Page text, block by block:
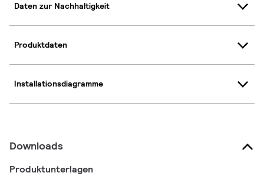
Daten zur Nachhaltigkeit
Produktdaten
Installationsdiagramme
Downloads
Produktunterlagen